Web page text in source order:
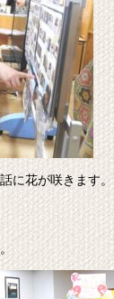
に花が咲きます。